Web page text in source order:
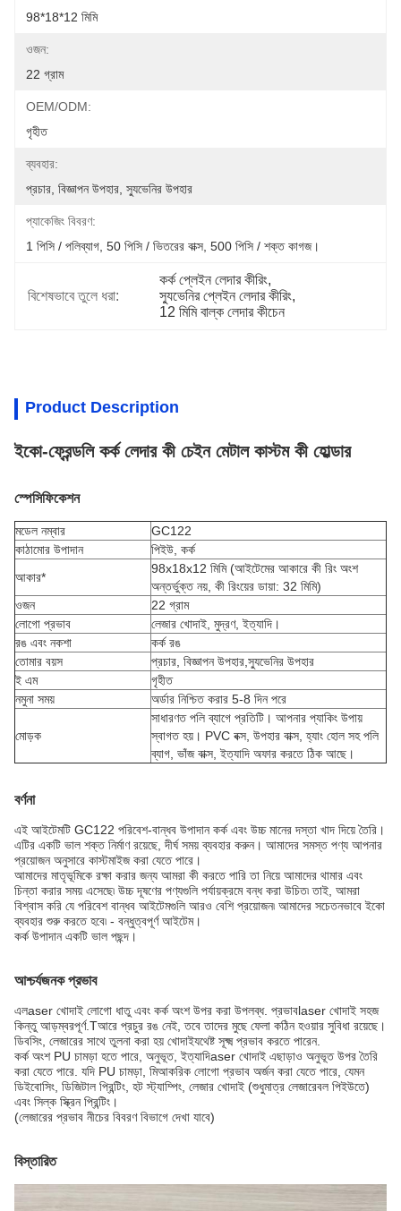
98*18*12 মিমি
ওজন:
22 গ্রাম
OEM/ODM:
গৃহীত
ব্যবহার:
প্রচার, বিজ্ঞাপন উপহার, স্যুভেনির উপহার
প্যাকেজিং বিবরণ:
1 পিসি / পলিব্যাগ, 50 পিসি / ভিতরের বাক্স, 500 পিসি / শক্ত কাগজ।
বিশেষভাবে তুলে ধরা:
কর্ক প্লেইন লেদার কীরিং,
স্যুভেনির প্লেইন লেদার কীরিং,
12 মিমি বাল্ক লেদার কীচেন
Product Description
ইকো-ফ্রেন্ডলি কর্ক লেদার কী চেইন মেটাল কাস্টম কী হোল্ডার
স্পেসিফিকেশন
মডেল নম্বার
GC122
কাঠামোর উপাদান
পিইউ, কর্ক
আকার*
98x18x12 মিমি (আইটেমের আকারে কী রিং অংশ
অন্তর্ভুক্ত নয়, কী রিংয়ের ডায়া: 32 মিমি)
ওজন
22 গ্রাম
লোগো প্রভাব
লেজার খোদাই, মুদ্রণ, ইত্যাদি।
রঙ এবং নকশা
কর্ক রঙ
তোমার বয়স
প্রচার, বিজ্ঞাপন উপহার, স্যুভেনির উপহার
ই এম
গৃহীত
নমুনা সময়
অর্ডার নিশ্চিত করার 5-8 দিন পরে
মোড়ক
সাধারণত পলি ব্যাগে প্রতিটি। আপনার প্যাকিং উপায়
স্বাগত হয়। PVC বক্স, উপহার বাক্স, হ্যাং হোল সহ পলি
ব্যাগ, ভাঁজ বাক্স, ইত্যাদি অফার করতে ঠিক আছে।
বর্ণনা
এই আইটেমটি GC122 পরিবেশ-বান্ধব উপাদান কর্ক এবং উচ্চ মানের দস্তা খাদ দিয়ে তৈরি।
এটির একটি ভাল শক্ত নির্মাণ রয়েছে, দীর্ঘ সময় ব্যবহার করুন। আমাদের সমস্ত পণ্য আপনার
প্রয়োজন অনুসারে কাস্টমাইজ করা যেতে পারে।
আমাদের মাতৃভূমিকে রক্ষা করার জন্য আমরা কী করতে পারি তা নিয়ে আমাদের থামার এবং
চিন্তা করার সময় এসেছে৷ উচ্চ দূষণের পণ্যগুলি পর্যায়ক্রমে বন্ধ করা উচিত৷ তাই, আমরা
বিশ্বাস করি যে পরিবেশ বান্ধব আইটেমগুলি আরও বেশি প্রয়োজন৷ আমাদের সচেতনভাবে ইকো
ব্যবহার শুরু করতে হবে৷ - বন্ধুত্বপূর্ণ আইটেম।
কর্ক উপাদান একটি ভাল পছন্দ।
আশ্চর্যজনক প্রভাব
এলaser খোদাই লোগো ধাতু এবং কর্ক অংশ উপর করা উপলব্ধ. প্রভাবlaser খোদাই সহজ
কিন্তু আড়ম্বরপূর্ণ.Tআরে প্রচুর রঙ নেই, তবে তাদের মুছে ফেলা কঠিন হওয়ার সুবিধা রয়েছে।
ডিবসিং, লেজারের সাথে তুলনা করা হয় খোদাইযথেষ্ট সূক্ষ্ম প্রভাব করতে পারেন.
কর্ক অংশ PU চামড়া হতে পারে , অনুভূত, ইত্যাদিaser খোদাই এছাড়াও অনুভূত উপর তৈরি
করা যেতে পারে. যদি PU চামড়া, মিআকরিক লোগো প্রভাব অর্জন করা যেতে পারে, যেমন
ডিইবোসিং, ডিজিটাল প্রিন্টিং, হট স্ট্যাম্পিং, লেজার খোদাই (শুধুমাত্র লেজারেবল পিইউতে)
এবং সিল্ক স্ক্রিন প্রিন্টিং।
(লেজারের প্রভাব নীচের বিবরণ বিভাগে দেখা যাবে)
বিস্তারিত